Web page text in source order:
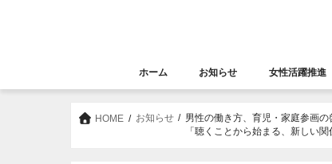
ホーム お知らせ 女性活躍推進
HOME お知らせ
男性の働き方、育児・家庭参画の
「聴くことから始まる、新しい関